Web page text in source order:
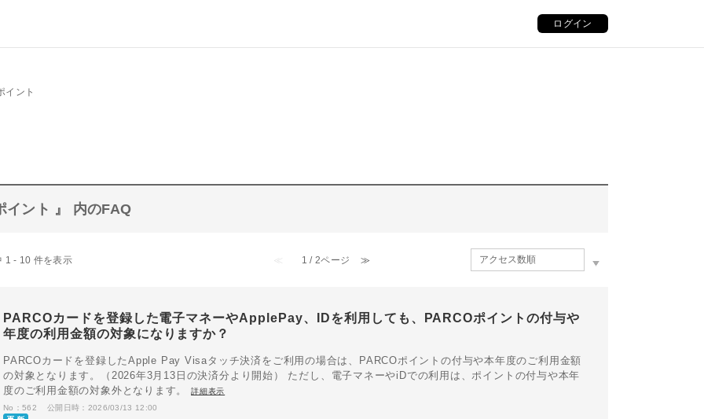
ログイン
イント
イント 』 内のFAQ
1 - 10 件を表示 ≪ 1 / 2ページ ≫
PARCOカードを登録した電子マネーやApplePay、IDを利用しても、PARCOポイントの付与や
年度の利用金額の対象になりますか？
PARCOカードを登録したApple Pay Visaタッチ決済をご利用の場合は、PARCOポイントの付与や本年度のご利用金額
の対象となります。（2026年3月13日の決済分より開始） ただし、電子マネーやiDでの利用は、ポイントの付与や本年
度のご利用金額の対象外となります。詳細表示
No：562
公開日時：2026/03/13 12:00